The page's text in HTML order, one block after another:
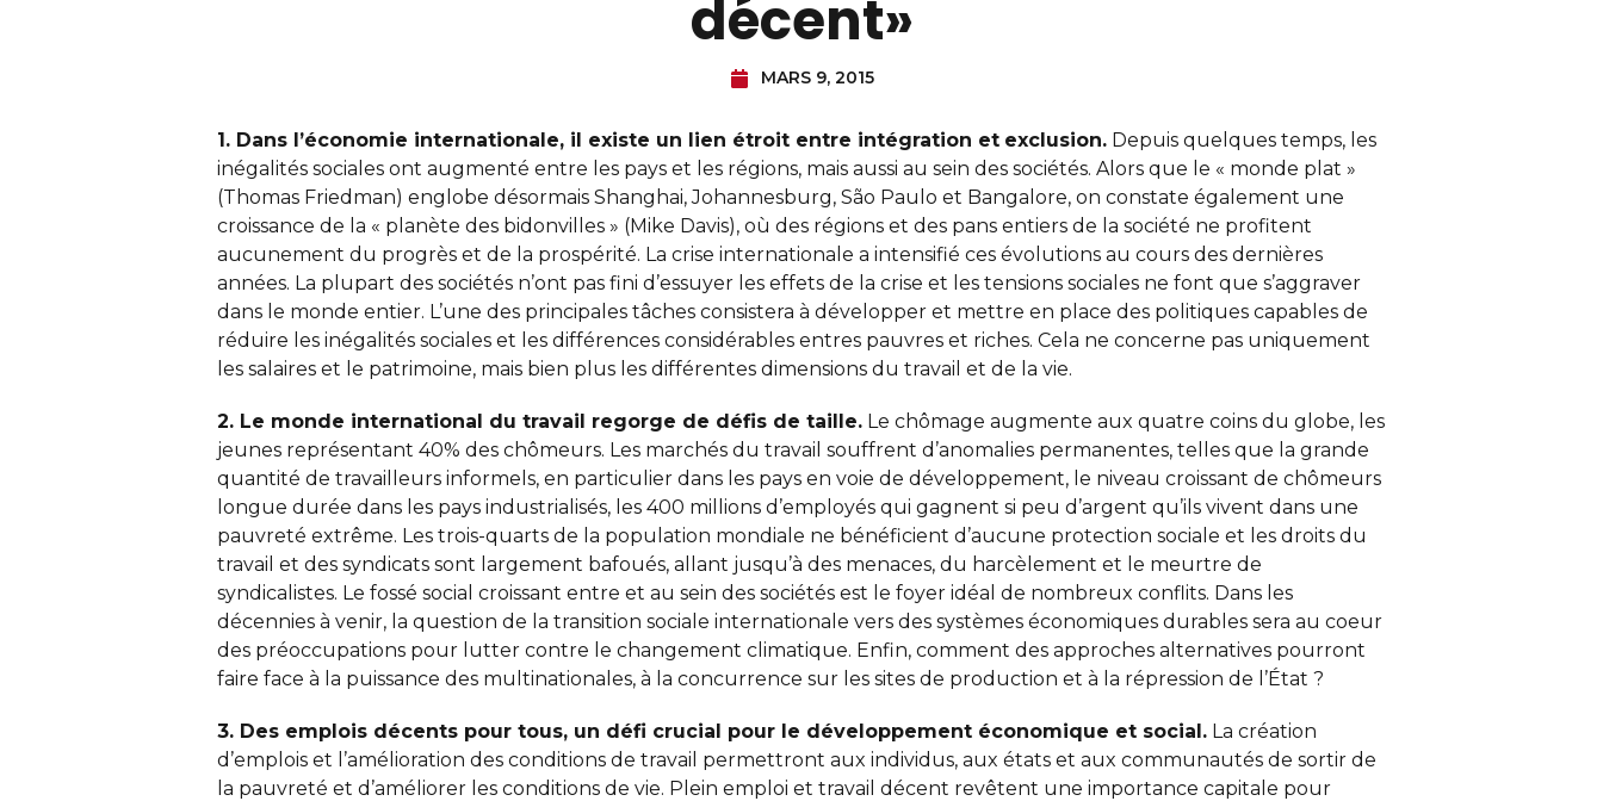
décent»
MARS 9, 2015
1. Dans l’économie internationale, il existe un lien étroit entre intégration et exclusion. Depuis quelques temps, les
inégalités sociales ont augmenté entre les pays et les régions, mais aussi au sein des sociétés. Alors que le « monde plat »
(Thomas Friedman) englobe désormais Shanghai, Johannesburg, São Paulo et Bangalore, on constate également une
croissance de la « planète des bidonvilles » (Mike Davis), où des régions et des pans entiers de la société ne profitent
aucunement du progrès et de la prospérité. La crise internationale a intensifié ces évolutions au cours des dernières
années. La plupart des sociétés n’ont pas fini d’essuyer les effets de la crise et les tensions sociales ne font que s’aggraver
dans le monde entier. L’une des principales tâches consistera à développer et mettre en place des politiques capables de
réduire les inégalités sociales et les différences considérables entres pauvres et riches. Cela ne concerne pas uniquement
les salaires et le patrimoine, mais bien plus les différentes dimensions du travail et de la vie.
2. Le monde international du travail regorge de défis de taille. Le chômage augmente aux quatre coins du globe, les
jeunes représentant 40% des chômeurs. Les marchés du travail souffrent d’anomalies permanentes, telles que la grande
quantité de travailleurs informels, en particulier dans les pays en voie de développement, le niveau croissant de chômeurs
longue durée dans les pays industrialisés, les 400 millions d’employés qui gagnent si peu d’argent qu’ils vivent dans une
pauvreté extrême. Les trois-quarts de la population mondiale ne bénéficient d’aucune protection sociale et les droits du
travail et des syndicats sont largement bafoués, allant jusqu’à des menaces, du harcèlement et le meurtre de
syndicalistes. Le fossé social croissant entre et au sein des sociétés est le foyer idéal de nombreux conflits. Dans les
décennies à venir, la question de la transition sociale internationale vers des systèmes économiques durables sera au coeur
des préoccupations pour lutter contre le changement climatique. Enfin, comment des approches alternatives pourront
faire face à la puissance des multinationales, à la concurrence sur les sites de production et à la répression de l’État ?
3. Des emplois décents pour tous, un défi crucial pour le développement économique et social. La création
d’emplois et l’amélioration des conditions de travail permettront aux individus, aux états et aux communautés de sortir de
la pauvreté et d’améliorer les conditions de vie. Plein emploi et travail décent revêtent une importance capitale pour